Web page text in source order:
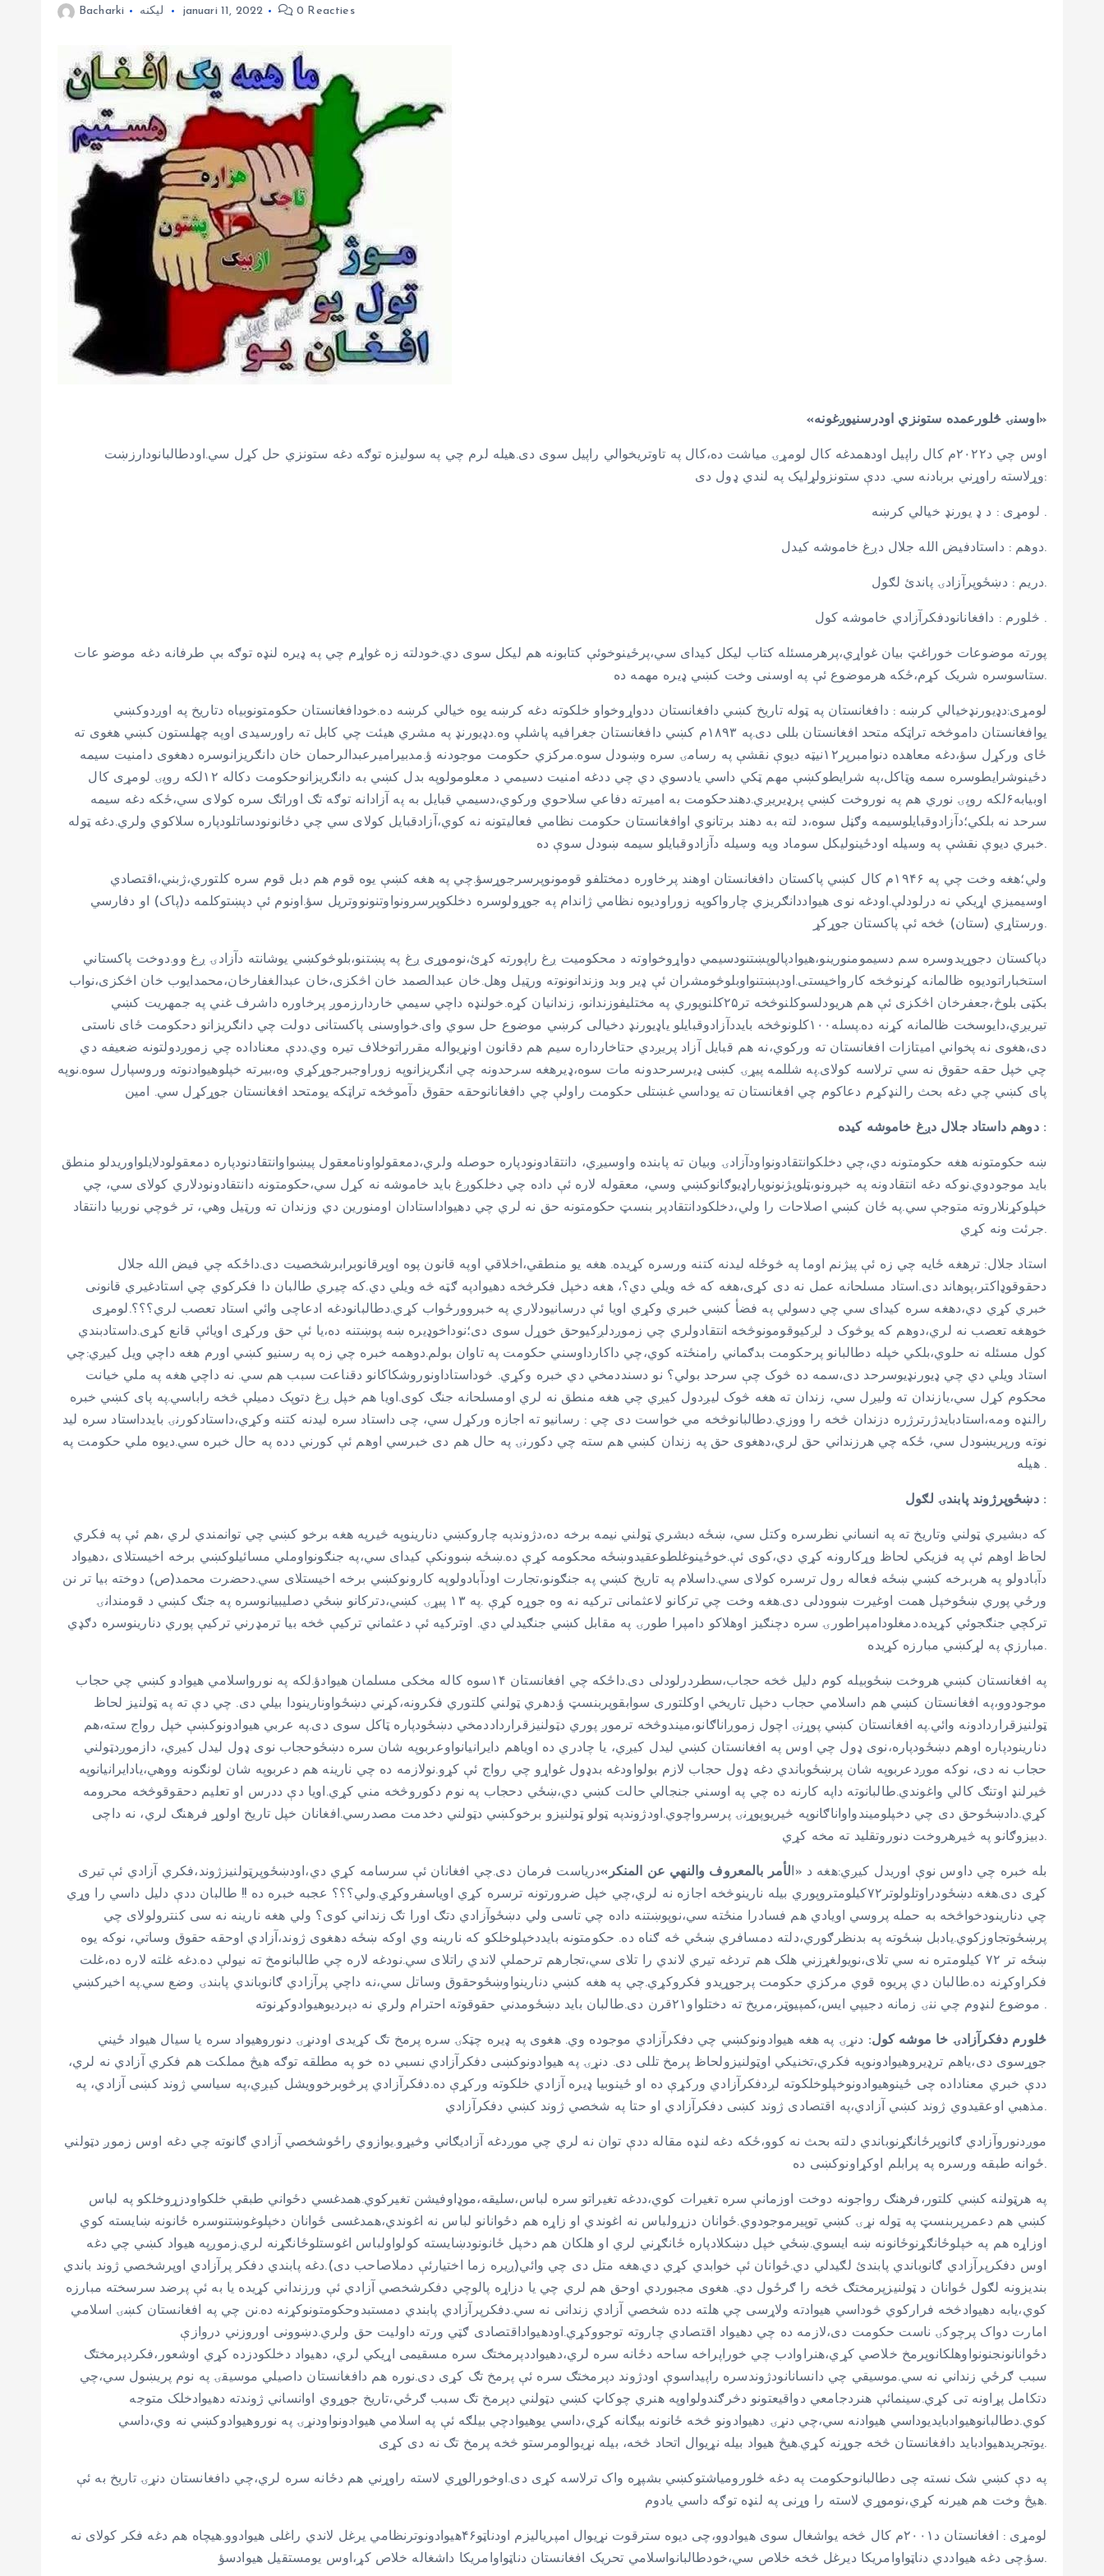
Bacharki لیکنه januari 11, 2022 0 Reacties
«اوسنۍ څلورعمده ستونزي اودرسنیوږغونه»
اوس چي د۲۰۲۲م کال راپیل اودهمدغه کال لومړۍ میاشت ده،کال په تاوتریخوالي راپیل سوی دی.هیله لرم چي په سولیزه توګه دغه ستونزي حل کړل سي.اودطالبانودارزښت
وړلاسته راوړني بربادنه سي. ددې ستونزولړلیک په لندي ډول دی:
لومړی : د ډ یورنډ خیالي کرښه .
دوهم : داستادفیض الله جلال دږغ خاموشه کیدل.
دریم : دښځوپرآزادۍ پاندئ لګول.
څلورم : دافغانانودفکرآزادي خاموشه کول .
پورته موضوعات خوراغټ بیان غواړي،پرهرمسئله کتاب لیکل کیدای سي،پرځینوخوئې کتابونه هم لیکل سوی دي.خودلته زه غواړم چي په ډیره لنډه توګه بې طرفانه دغه موضو عات
ستاسوسره شریک کړم،ځکه هرموضوع ئې په اوسنی وخت کښي ډیره مهمه ده.
لومړی:دډیورنډخیالي کرښه : دافغانستان په ټوله تاریخ کښي دافغانستان ددواړوخواو خلکوته دغه کرښه یوه خیالي کرښه ده.خودافغانستان حکومتونوبیاه دتاریخ په اوږدوکښي
یوافغانستان داموڅخه تراټکه متحد افغانستان بللی دی.په ۱۸۹۳م کښي دافغانستان جغرافیه پاشلې وه.دډیورنډ په مشري هیئت چي کابل ته راورسیدی اوپه چهلستون کښي هغوی ته
ځای ورکړل سؤ،دغه معاهده دنوامبرپر۱۲نیټه دیوې نقشې په رسامۍ سره وښودل سوه.مرکزي حکومت موجودنه ؤ.مدبیرامیرعبدالرحمان خان دانګریزانوسره دهغوی دامنیت سیمه
دځینوشرایطوسره سمه وټاکل،په شرایطوکښې مهم ټکي داسي یادسوي دي چي ددغه امنیت دسیمي د معلومولوپه بدل کښي به دانګریزانوحکومت دکاله ۱۲لکه روپۍ لومړی کال
اوبیابه۶لکه روپۍ نوري هم په نوروخت کښي پرډیریږي.دهندحکومت به امیرته دفاعي سلاحوي ورکوي،دسیمي قبایل به په آزادانه توګه تګ اوراتګ سره کولای سي،ځکه دغه سیمه
سرحد نه بلکي؛دآزادوقبایلوسیمه وګڼل سوه،د لته به دهند برتانوي اوافغانستان حکومت نظامي فعالیتونه نه کوي،آزادقبایل کولای سي چي دځانونودساتلودپاره سلاکوي ولري.دغه ټوله
خبري دیوې نقشې په وسیله اودځینولیکل سوماد وپه وسیله دآزادوقبایلو سیمه ښودل سوې ده.
ولي؛هغه وخت چي په ۱۹۴۶م کال کښي پاکستان دافغانستان اوهند پرخاوره دمختلفو قومونوپرسرجوړسؤ.چي په هغه کښې یوه قوم هم دبل قوم سره کلتوري،ژبني،اقتصادي
اوسیمیزي اړیکي نه درلودلې.اودغه نوی هیواددانګریزي چارواکوپه زوراودیوه نظامي ژاندام په جوړولوسره دخلکوپرسرونواوتنونووترپل سؤ.اونوم ئې دپښتوکلمه د(پاک) او دفارسي
ورستاړي (ستان) څخه ئې پاکستان جوړکړ.
دپاکستان دجوړیدوسره سم دسیمومنورینو،هیوادپالوپښتنودسیمي دواړوخواوته د محکومیت ږغ راپورته کړئ،نوموړی ږغ په پښتنو،بلوڅوکښي یوشانته دآزادۍ ږغ وو.دوخت پاکستاني
استخباراتودیوه ظالمانه کړنوڅخه کارواخیستی.اودپښتنواوبلوڅومشران ئې ډیر وبد وزندانونوته ورټیل وهل.خان عبدالصمد خان اڅکزی،خان عبدالغفارخان،محمدایوب خان اڅکزی،نواب
بکټی بلوڅ،جعفرخان اڅکزی ئې هم هریودلسوکلنوڅخه تر۲۵کلنوپوري په مختلیفوزندانو، زندانیان کړه.خولنډه داچي سیمي خاردارزموږ پرخاوره داشرف غني په جمهریت کښي
تیریږي،دایوسخت ظالمانه کړنه ده.پسله۱۰۰کلونوڅخه بایددآزادوقبایلو یاډیورنډ دخیالی کرښي موضوع حل سوي وای.خواوسنی پاکستانی دولت چي دانګریزانو دحکومت ځای ناستی
دی،هغوی نه پخواني امیتازات افغانستان ته ورکوي،نه هم قبایل آزاد پریږدي حتاخارداره سیم هم دقانون اونړیواله مقرراتوخلاف تیره وي.ددې معناداده چي زموږدولتونه ضعیفه دي
چي خپل حقه حقوق نه سي ترلاسه کولای.په شللمه پيړۍ کښی ډیرسرحدونه مات سوه،ډیرهغه سرحدونه چي انګریزانوپه زوراوجبرجوړکړي وه،بیرته خپلوهیوادنوته وروسپارل سوه.نوپه
پای کښي چي دغه بحث رالنډکړم دعاکوم چي افغانستان ته یوداسي غښتلی حکومت راولې چي دافغانانوحقه حقوق دآموڅخه تراټکه یومتحد افغانستان جوړکړل سي. امین
دوهم داستاد جلال دږغ خاموشه کیده :
ښه حکومتونه هغه حکومتونه دي،چي دخلکوانتقادونواودآزادۍ وبیان ته پابنده واوسیږي، دانتقادونودپاره حوصله ولري،دمعقولواونامعقول پیښواوانتقادنودپاره دمعقولودلایلواوریدلو منطق
باید موجودوي.نوکه دغه انتقادونه په خپرونو،ټلويژنونویاراډیوګانوکښي وسي، معقوله لاره ئې داده چي دخلکوږغ باید خاموشه نه کړل سي،حکومتونه دانتقادونودلاري کولای سي، چي
خپلوکړنلاروته متوجې سي.په ځان کښي اصلاحات را ولي،دخلکودانتقادپر بنسټ حکومتونه حق نه لري چي دهیواداستادان اومنورین دي وزندان ته ورټیل وهي، تر څوچي نوربیا دانتقاد
جرئت ونه کړي.
استاد جلال: ترهغه ځایه چي زه ئې پيژنم اوما په څوځله لیدنه کتنه ورسره کړیده. هغه یو منطقي،اخلاقي اوپه قانون پوه اوپرقانوبرابرشخصیت دی.داځکه چي فیض الله جلال
دحقوقوډاکتر،پوهاند دی.استاد مسلحانه عمل نه دی کړی،هغه که څه ویلي دي؟، هغه دخپل فکرڅخه دهیوادپه ګټه څه ویلي دي.که چیري طالبان دا فکرکوي چي استادغیري قانونی
خبري کړي دي،دهغه سره کیدای سي چي دسولي په فضأ کښي خبري وکړي اویا ئې درسانیودلاري په خبروورځواب کړي.دطالبانودغه ادعاچی وائي استاد تعصب لري؟؟؟.لومړی
خوهغه تعصب نه لري،دوهم که یوڅوک د لږکیوقومونوڅخه انتقادولري چي زموږدلږکیوحق خوړل سوی دی؛نوداخوډیره ښه پوښتنه ده،یا ئې حق ورکړی اویائې قانع کړی.داستادبندي
کول مسئله نه حلوي،بلکي خپله دطالبانو پرحکومت بدګماني رامنځته کوي،چي داکارداوسني حکومت په تاوان بولم.دوهمه خبره چي زه په رسنیو کښي اورم هغه داچي ویل کیږي:چي
استاد ویلي دي چي ډیورنډیوسرحد دی،سمه ده څوک چې سرحد بولي؟ نو دسنددمخي دي خبره وکړي. څوداستاداونوروشکاکانو دقناعت سبب هم سي. نه داچي هغه په ملي خیانت
محکوم کړل سي،یازندان ته ولیږل سي، زندان ته هغه څوک لیږدول کیږي چي هغه منطق نه لري اومسلحانه جنګ کوی.اویا هم خپل ږغ دتوپک دمیلې څخه راباسي.په پای کښي خبره
رالنډه ومه،استادبایدژرترژره دزندان څخه را ووزي.دطالبانوڅخه مي خواست دی چي : رسانیو ته اجازه ورکړل سي، چی داستاد سره لیدنه کتنه وکړي،داستادکورنۍ بایدداستاد سره لید
نوته ورپریښودل سي، ځکه چي هرزنداني حق لري،دهغوی حق په زندان کښي هم سته چي دکورنۍ په حال هم دی خبرسي اوهم ئې کورني دده په حال خبره سي.دیوه ملي حکومت په
هیله .
دښځوپرژوند پابندۍ لګول :
که دبشیري ټولني وتاریخ ته په انساني نظرسره وکتل سي، ښځه دبشري ټولني نیمه برخه ده،دژوندپه چاروکښي دنارینوپه څیرپه هغه برخو کښي چي توانمندي لري ،هم ئې په فکري
لحاظ اوهم ئې په فزیکي لحاظ وړکارونه کړي دي،کوی ئې.خوځینوغلطوعقیدوښځه محکومه کړې ده.ښځه ښوونکې کیدای سي،په جنګونواوملي مسائیلوکښي برخه اخیستلای ،دهیواد
دآبادولو په هربرخه کښي ښځه فعاله رول ترسره کولای سي.داسلام په تاریخ کښي په جنګونو،تجارت اودآبادولوپه کارونوکښي برخه اخیستلای سي.دحضرت محمد(ص) دوخته بیا تر نن
ورځي پوري ښځوخپل همت اوغیرت ښوودلی دی.هغه وخت چي ترکانو لاعثمانی ترکیه نه وه جوړه کړې .په ۱۳ پيړۍ کښي،دترکانو ښځي دصلیبیانوسره په جنګ کښي د قومندانۍ
ترکچي جنګجوئي کړیده.دمغلودامپراطورۍ سره دچنګیز اوهلاکو دامپرا طورۍ په مقابل کښي جنګیدلي دي. اوترکیه ئې دعثماني ترکیې څخه بیا ترمډرني ترکیې پوري دنارینوسره دګډي
مبارزې په لړکښي مبارزه کړیده.
موجودوو،په افغانستان کښي هم داسلامي حجاب دخپل تاریخي اوکلتوری سوابقوپربنسټ ؤ.دهري ټولني کلتوري فکرونه،کړني دښځواونارینودا بیلي دی. چي دې ته په ټولنیز لحاظ
ټولنیزقراردادونه وائي.په افغانستان کښي پوړنۍ اچول زموږاناګانو،میندوڅخه ترموږ پوري دټولنیزقرارداددمخي دښځودپاره ټاکل سوی دی.په عربي هیوادونوکښې خپل رواج سته،هم
دنارینودپاره اوهم دښځودپاره،نوی ډول چي اوس په افغانستان کښي لیدل کیږي، یا چادري ده اویاهم دایرانیانواوعربوپه شان سره دښځوحجاب نوی ډول لیدل کیږي، دازموږدټولني
حجاب نه دی، نوکه موږدعربوپه شان پرښځوباندي دغه ډول حجاب لازم بولواودغه بدډول غواړو چي رواج ئې کړو.نولازمه ده چي نارینه هم دعربوپه شان لونګونه ووهي،یادایرانیانوپه
څیرلنډ اوتنګ کالي واغوندي.طالبانوته داپه کارنه ده چي په اوسني جنجالي حالت کښي دي،ښځي دحجاب په نوم دکوروڅخه مني کړي.اویا دې ددرس او تعلیم دحقوقوڅخه محرومه
کړي.دادښځوحق دی چي دخپلومیندواواناګانوپه څیریوپوړنۍ پرسرواچوي.اودژوندپه ټولو ټولنیزو برخوکښي دټولني دخدمت مصدرسي.افغانان خپل تاریخ اولوړ فرهنګ لري، نه داچی
دبیزوګانو په څیرهروخت دنوروتقلید ته مخه کړي.
بله خبره چي داوس نوې اوریدل کیږي:هغه د «ا لأمر بالمعروف والنهي عن المنكر »دریاست فرمان دی.چي افغانان ئې سرسامه کړي دي،اودښځوپرټولنیزژوند،فکري آزادي ئې تیری
کړی دی.هغه دښځودراوتلولوتر۷۲کیلومتروپوري بیله نارینوڅخه اجازه نه لري،چي خپل ضرورتونه ترسره کړي اویاسفروکړي.ولي؟؟؟ عجبه خبره ده !! طالبان ددې دلیل داسي را وړي
چي دنارینودخواڅخه به حمله پروسي اویادي هم فسادرا منځته سي،نوپوښتنه داده چي تاسی ولي دښځوآزادي دتګ اورا تګ زنداني کوی؟ ولي هغه نارینه نه سی کنترولولای چي
پرښځوتجاوزکوي.یادبل ښځوته په بدنظرګوري،دلته دمسافري ښځي څه ګناه ده. حکومتونه بایددخپلوخلکو که نارینه وي اوکه ښځه دهغوی ژوند،آزادي اوحقه حقوق وساتي، نوکه یوه
ښځه تر ۷۲ کیلومتره نه سي تلای،نویولغړزني هلک هم تردغه تیري لاندي را تلای سي،تجارهم ترحملې لاندي راتلای سي.نودغه لاره چي طالبانومخ ته نیولې ده.دغه غلته لاره ده،غلت
فکراوکړنه ده.طالبان دي پریوه قوي مرکزي حکومت پرجوړیدو فکروکړي.چي په هغه کښي دنارینواوښځوحقوق وساتل سي،نه داچي پرآزادي ګانوباندي پابندۍ وضع سي.په اخیرکښي
موضوع لنډوم چي ننۍ زمانه دجیپي ایس،کمپيوټر،مریخ ته دختلواو۲۱قرن دی.طالبان باید دښځومدني حقوقوته احترام ولري نه دپردیوهیوادوکړنوته .
څلورم دفکرآزادۍ خا موشه کول: دنړۍ په هغه هیوادونوکښي چي دفکرآزادي موجوده وي. هغوی په ډیره چټکۍ سره پرمخ تګ کړیدی اودنړۍ دنوروهیواد سره یا سیال هیواد ځیني
جوړسوی دی،یاهم ترډیروهیوادونوپه فکري،تخنیکي اوټولنیزولحاظ پرمخ تللی دی. دنړۍ په هیوادونوکښی دفکرآزادي نسبي ده خو په مطلقه توګه هیڅ مملکت هم فکري آزادي نه لري،
ددې خبري معناداده چی ځینوهیوادونوخپلوخلکوته لږدفکرآزادي ورکړې ده او ځینوبیا ډیره آزادي خلکوته ورکړې ده.دفکرآزادي پرڅوبرخوویشل کیږي،په سیاسي ژوند کښی آزادي، په
مذهبي اوعقیدوي ژوند کښي آزادي،په اقتصادی ژوند کښی دفکرآزادي او حتا په شخصي ژوند کښي دفکرآزادي.
موږدنوروآزادي ګانوپرځانګړنوباندي دلته بحث نه کوو،ځکه دغه لنډه مقاله ددې توان نه لري چي موږدغه آزاديګاني وڅیړو.یوازوي راځوشخصي آزادي ګانوته چي دغه اوس زموږ دټولني
ځوانه طبقه ورسره په پرابلم اوکړاونوکښی ده.
په هرټولنه کښي کلتور،فرهنګ رواجونه دوخت اوزمانې سره تغیرات کوي،ددغه تغیراتو سره لباس،سلیقه،موډاوفیشن تغیرکوي.همدغسي دځواني طبقې خلکواودزړوخلکو په لباس
کښي هم دعمرپربنسټ په ټوله نړۍ کښي توپيرموجودوي.ځوانان دزړولباس نه اغوندي او زاړه هم دځوانانو لباس نه اغوندي،همدغسی ځوانان دخپلوغوښتنوسره ځانونه ښایسته کوي
اوزاړه هم په خپلوځانګړنوځانونه ښه ایسوي.ښځي خپل دښکلادپاره ځانګړني لري او هلکان هم دخپل ځانونودښایسته کولواولباس اغوستلوځانګړنه لري.زموږپه هیواد کښي چي دغه
اوس دفکرپرآزادي ګانوباندي پابندئ لګیدلي دي.ځوانان ئې خوابدي کړي دي.هغه متل دی چي وائي(ږیره زما اختیارئې دملاصاحب دی).دغه پابندي دفکر پرآزادي اوپرشخصي ژوند باندي
بندیزونه لګول ځوانان د ټولنیزپرمختګ څخه را ګرځول دي. هغوی مجبوردي اوحق هم لري چي یا دزاړه پالوچي دفکرشخصي آزادي ئې ورزنداني کړیده یا به ئې پرضد سرسخته مبارزه
کوي،یابه دهیوادڅخه فرارکوي څوداسي هیوادته ولاړسی چي هلته دده شخصي آزادي زندانی نه سي.دفکرپرآزادي پابندي دمستبدوحکومتونوکړنه ده.نن چي په افغانستان کښۍ اسلامي
امارت دواک پرچوکۍ ناست حکومت دی،لازمه ده چي دهیواد اقتصادي چاروته توجووکړي.اودهیواداقتصادی ګټي ورته داولیت حق ولري.دښوونی اوروزني دروازې
دځوانانونجنونواوهلکانوپرمخ خلاصي کړي،هنراوادب چي خوراپراخه ساحه دځانه سره لري،دهیواددپرمختګ سره مسقیمی اړیکي لري، دهیواد دخلکودزده کړي اوشعور،فکردپرمختګ
سبب ګرځي زنداني نه سي.موسیقي چي دانسانانودژوندسره راپیداسوې اودژوند دپرمختګ سره ئې پرمخ تګ کړی دی.نوره هم دافغانستان داصیلي موسیقۍ په نوم پريښول سي،چي
دتکامل پړاونه تی کړي.سینمائې هنردجامعي دواقیعتونو دڅرګندولواوپه هنري چوکاټ کښي دټولني دپرمخ تګ سبب ګرځي،تاریخ جوړوي اوانساني ژوندته دهیوادخلک متوجه
کوي.دطالبانوهیوادبایدیوداسي هیوادنه سي،چي دنړۍ دهیوادونو څخه ځانونه بیګانه کړي،داسي یوهیوادچي بیلګه ئې په اسلامي هیوادونواودنړۍ په نوروهیوادوکښي نه وي،داسي
یوتجریدهیوادباید دافغانستان څخه جوړنه کړي.هیڅ هیواد بیله نړیوال اتحاد څخه، بیله نړیوالومرستو څخه پرمخ تګ نه دی کړی.
په دې کښي شک نسته چی دطالبانوحکومت په دغه څلورومیاشتوکښي بشپړه واک ترلاسه کړی دی.اوخورالوړي لاسته راوړني هم دځانه سره لري،چي دافغانستان دنړۍ تاریخ به ئې
هیڅ وخت هم هیرنه کړي،نوموړي لاسته را وړنی په لنډه توګه داسي یادوم.
لومړی : افغانستان د۲۰۰۱م کال څخه یواشغال سوی هیوادوو،چی دیوه سترقوت نړیوال امپریالیزم اودناټو۴۶هیوادونوترنظامي یرغل لاندي راغلی هیوادوو.هیچاه هم دغه فکر کولای نه
سؤ.چی دغه هیواددي دناټواوامریکا دیرغل څخه خلاص سي،خودطالبانواسلامي تحریک افغانستان دناټواوامریکا داشغاله خلاص کړ،اوس یومستقیل هیوادسؤ.